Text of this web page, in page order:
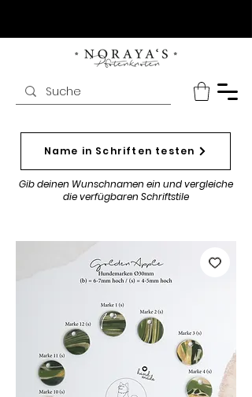
Name in Schriften testen
Gib deinen Wunschnamen ein und vergleiche
die verfügbaren Schriftstile